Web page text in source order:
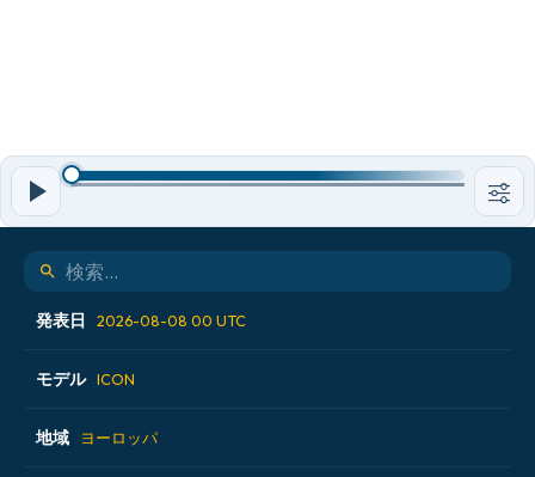
発表日 2026-08-08 00 UTC
2026-08-07 06 UTC
2026-08-07 12 UTC
モデル ICON
ALADIN CZ 2.3 km
地域 ヨーロッパ